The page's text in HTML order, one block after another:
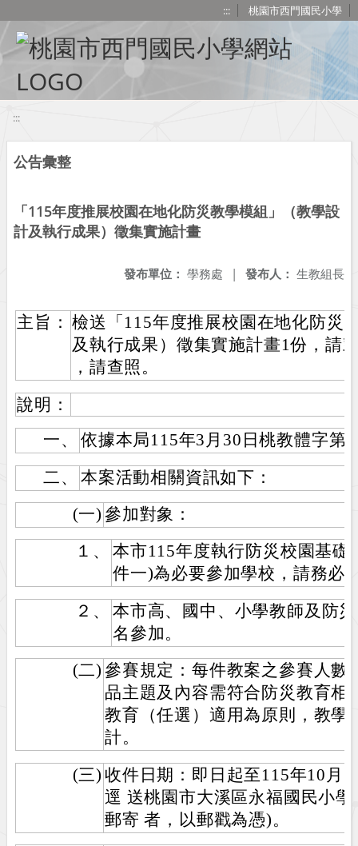
::: 桃園市西門國民小學
:::
公告彙整
「115年度推展校園在地化防災教學模組」（教學設
計及執行成果）徵集實施計畫
發布人： 生教組長
發布單位： 學務處 |
主旨： 檢送「115年度推展校園在地化防災
及執行成果）徵集實施計畫1份，請
，請查照。
說明：
一、
依據本局115年3月30日桃教體字第
二、
本案活動相關資訊如下：
(一) 參加對象：
１、
本市115年度執行防災校園基
件一)為必要參加學校，請務必
２、
本市高、國中、小學教師及防
名參加。
(二) 參賽規定：每件教案之參賽人數
品主題及內容需符合防災教育相
教育（任選）適用為原則，教學
計。
(三) 收件日期：即日起至115年10月
逕 送桃園市大溪區永福國民小
郵寄 者，以郵戳為憑)。